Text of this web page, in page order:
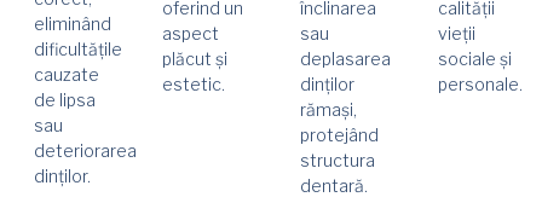
eliminând
dificultățile
cauzate
de lipsa
sau
deteriorarea
dinților.
oferind un
aspect
plăcut și
estetic.
înclinarea
sau
deplasarea
dinților
rămași,
protejând
structura
dentară.
calității
vieții
sociale și
personale.